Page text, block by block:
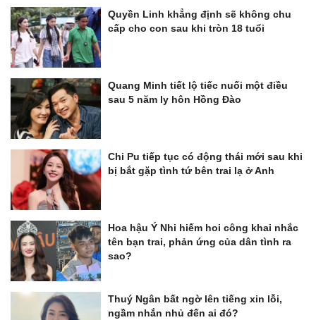
Quyền Linh khẳng định sẽ không chu
cấp cho con sau khi tròn 18 tuổi
Quang Minh tiết lộ tiếc nuối một điều
sau 5 năm ly hôn Hồng Đào
Chi Pu tiếp tục có động thái mới sau khi
bị bắt gặp tình tứ bên trai lạ ở Anh
Hoa hậu Ý Nhi hiếm hoi công khai nhắc
tên bạn trai, phản ứng của dân tình ra
sao?
Thuý Ngân bất ngờ lên tiếng xin lỗi,
ngầm nhắn nhủ đến ai đó?